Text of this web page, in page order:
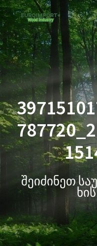
შეიძინეთ